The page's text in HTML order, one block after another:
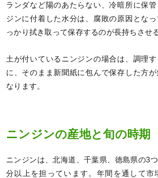
ランダなど陽のあたらない、冷暗所に保
ジンに付着した水分は、腐敗の原因とな
っかり拭き取って保存するのが長持ちさせ
土が付いているニンジンの場合は、調理
に、そのまま新聞紙に包んで保存した方が
なります。
ニンジンの産地と旬の時期
ニンジンは、北海道、千葉県、徳島県の3
分以上を担っています。年間を通して市